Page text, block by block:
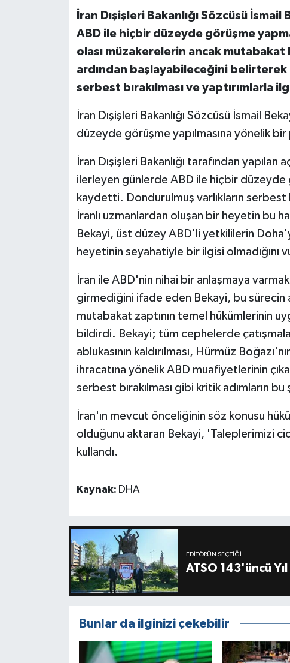
İran Dışişleri Bakanlığı Sözcüsü
ABD ile hiçbir düzeyde görüşme
olası müzakerelerin ancak mutabakat
ardından başlayabileceğini
serbest bırakılması ve yaptırımlarla
İran Dışişleri Bakanlığı Sözcüsü İsmail
düzeyde görüşme yapılmasına yönelik bir
İran Dışişleri Bakanlığı tarafından
ilerleyen günlerde ABD ile hiçbir düzeyde
kaydetti. Dondurulmuş varlıkların serbest
İranlı uzmanlardan oluşan bir heyetin bu
Bekayi, üst düzey ABD'li yetkililerin
heyetinin seyahatiyle bir ilgisi olmadığını
İran ile ABD'nin nihai bir anlaşmaya
girmediğini ifade eden Bekayi, bu sürecin
mutabakat zaptının temel hükümlerinin
bildirdi. Bekayi; tüm cephelerde
ablukasının kaldırılması, Hürmüz
ihracatına yönelik ABD muafiyetlerinin
serbest bırakılması gibi kritik adımların
İran'ın mevcut önceliğinin söz konusu
olduğunu aktaran Bekayi, 'Taleplerimizi
kullandı.
Kaynak: DHA
EDITÖRÜN SEÇTIĞI
ATSO 143'üncü
Bunlar da ilginizi çekebilir